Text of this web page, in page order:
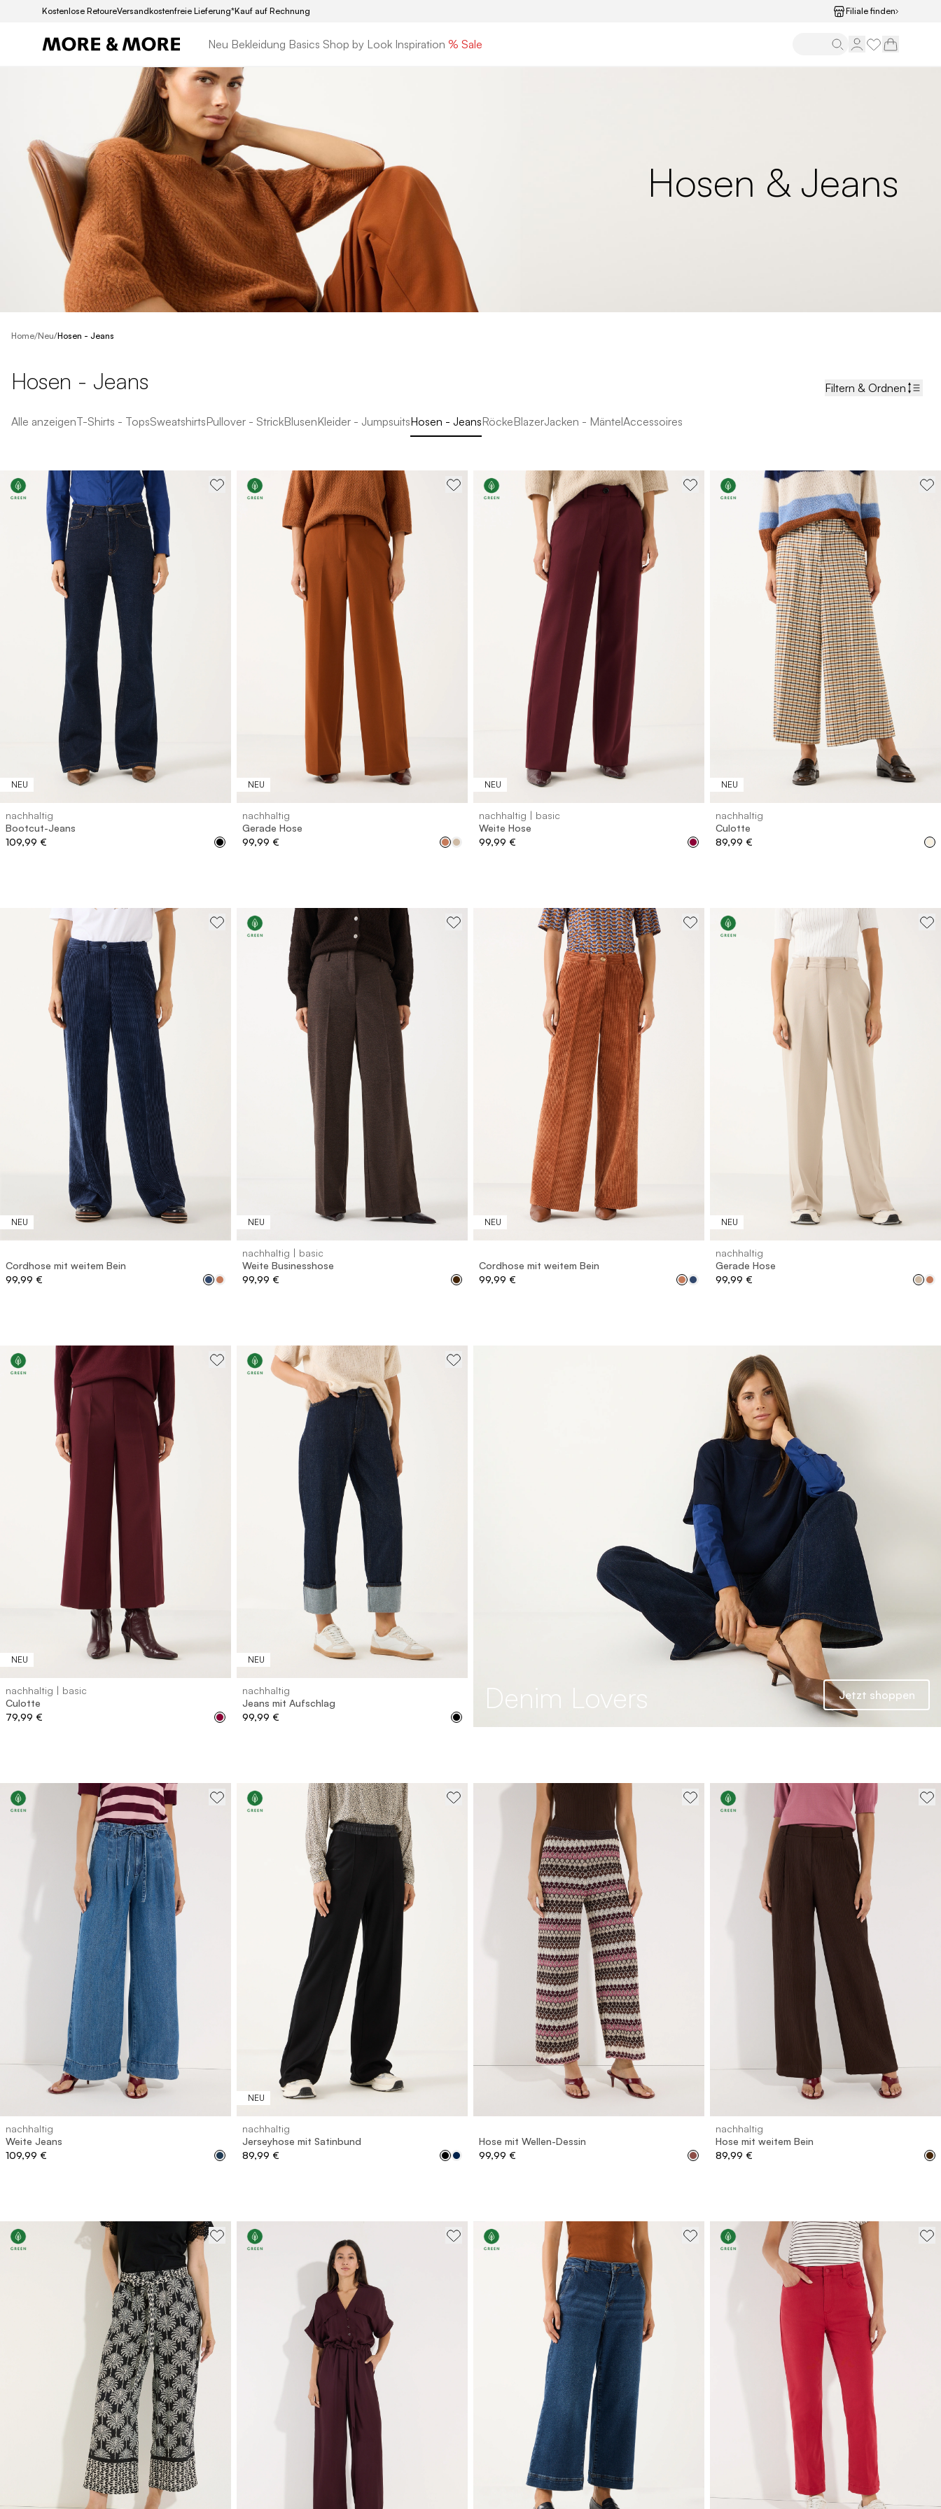
Kostenlose RetoureVersandkostenfreie Lieferung*Kauf auf Rechnung Filiale finden
Neu Bekleidung Basics Shop by Look Inspiration % Sale
Hosen & Jeans
Home/Neu/Hosen - Jeans
Hosen - Jeans Filtern & Ordnen
Alle anzeigenT-Shirts - TopsSweatshirtsPullover - StrickBlusenKleider - JumpsuitsHosen - JeansRöckeBlazerJacken - MäntelAccessoires
36 38 40 42
NEU
nachhaltig
Bootcut-Jeans
109,99 €
36 38 40 42 44
NEU
nachhaltig
Gerade Hose
99,99 €
34 36 38 42
NEU
nachhaltig | basic
Weite Hose
99,99 €
36 38 40 44 46
NEU
nachhaltig
Culotte
89,99 €
32 36 38 40 42 44
NEU
Cordhose mit weitem Bein
99,99 €
36 38 40 42 44 46
NEU
nachhaltig | basic
Weite Businesshose
99,99 €
34 36 38 40 42 44
NEU
Cordhose mit weitem Bein
99,99 €
36 38 42 44 46
NEU
nachhaltig
Gerade Hose
99,99 €
32 36 38 40 42 44
NEU
nachhaltig | basic
Culotte
79,99 €
36 38 42 44 46
NEU
nachhaltig
Jeans mit Aufschlag
99,99 €
Denim Lovers Jetzt shoppen
34 36 40 42
nachhaltig
Weite Jeans
109,99 €
32 34 36 38 40 42 44
NEU
nachhaltig
Jerseyhose mit Satinbund
89,99 €
38 42 44
Hose mit Wellen-Dessin
99,99 €
38 44 46
nachhaltig
Hose mit weitem Bein
89,99 €